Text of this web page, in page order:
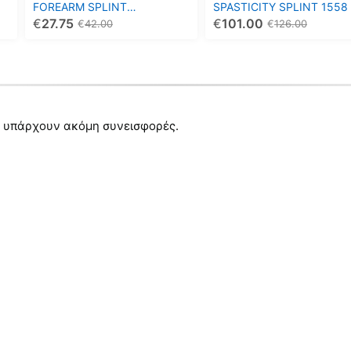
FOREARM SPLINT
UNIVERSAL 25εκ.
42.00
€
27.75
€
επιλεγούν
στη
SPASTICITY SPLINT 1558
126.00
€
101.00
€
επιλεγούν
στη
υπάρχουν ακόμη συνεισφορές.